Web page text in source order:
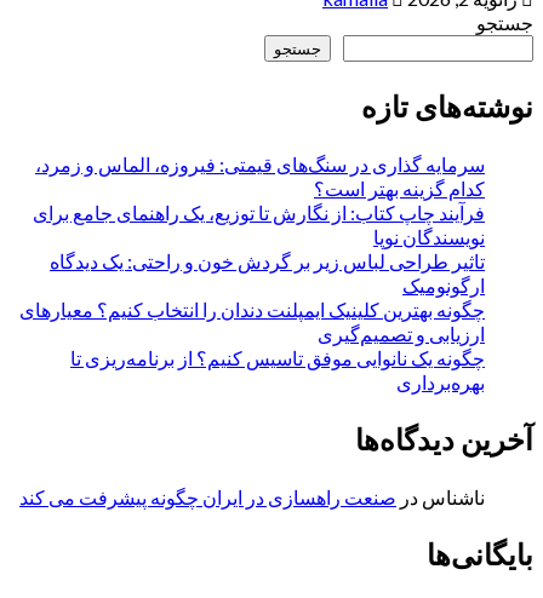
جستجو
جستجو
نوشته‌های تازه
سرمایه گذاری در سنگ‌های قیمتی: فیروزه، الماس و زمرد،
کدام گزینه بهتر است؟
فرآیند چاپ کتاب: از نگارش تا توزیع، یک راهنمای جامع برای
نویسندگان نوپا
تاثیر طراحی لباس زیر بر گردش خون و راحتی: یک دیدگاه
ارگونومیک
چگونه بهترین کلینیک ایمپلنت دندان را انتخاب کنیم؟ معیارهای
ارزیابی و تصمیم‌گیری
چگونه یک نانوایی موفق تاسیس کنیم؟ از برنامه‌ریزی تا
بهره‌برداری
آخرین دیدگاه‌ها
ناشناس در صنعت راهسازی در ایران چگونه پیشرفت می کند
بایگانی‌ها